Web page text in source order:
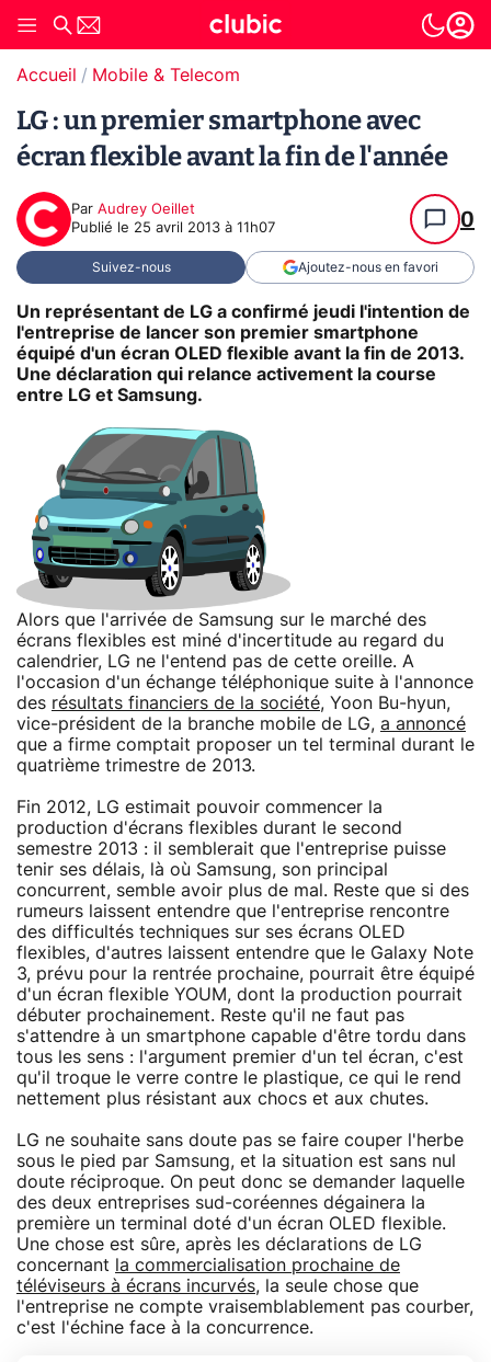
Accueil Mobile & Telecom
LG : un premier smartphone avec
écran flexible avant la fin de l'année
Par Audrey Oeillet
Publié le 25 avril 2013 à 11h07 0
Suivez-nous Ajoutez-nous en favori
Un représentant de LG a confirmé jeudi l'intention de
l'entreprise de lancer son premier smartphone
équipé d'un écran OLED flexible avant la fin de 2013.
Une déclaration qui relance activement la course
entre LG et Samsung.
Alors que l'arrivée de Samsung sur le marché des
écrans flexibles est miné d'incertitude au regard du
calendrier, LG ne l'entend pas de cette oreille. A
l'occasion d'un échange téléphonique suite à l'annonce
des résultats financiers de la société, Yoon Bu-hyun,
vice-président de la branche mobile de LG, a annoncé
que a firme comptait proposer un tel terminal durant le
quatrième trimestre de 2013.
Fin 2012, LG estimait pouvoir commencer la
production d'écrans flexibles durant le second
semestre 2013 : il semblerait que l'entreprise puisse
tenir ses délais, là où Samsung, son principal
concurrent, semble avoir plus de mal. Reste que si des
rumeurs laissent entendre que l'entreprise rencontre
des difficultés techniques sur ses écrans OLED
flexibles, d'autres laissent entendre que le Galaxy Note
3, prévu pour la rentrée prochaine, pourrait être équipé
d'un écran flexible YOUM, dont la production pourrait
débuter prochainement. Reste qu'il ne faut pas
s'attendre à un smartphone capable d'être tordu dans
tous les sens : l'argument premier d'un tel écran, c'est
qu'il troque le verre contre le plastique, ce qui le rend
nettement plus résistant aux chocs et aux chutes.
LG ne souhaite sans doute pas se faire couper l'herbe
sous le pied par Samsung, et la situation est sans nul
doute réciproque. On peut donc se demander laquelle
des deux entreprises sud-coréennes dégainera la
première un terminal doté d'un écran OLED flexible.
Une chose est sûre, après les déclarations de LG
concernant
la commercialisation prochaine de
téléviseurs à écrans incurvés, la seule chose que
l'entreprise ne compte vraisemblablement pas courber,
c'est l'échine face à la concurrence.